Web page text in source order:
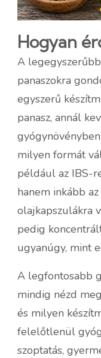
Hogyan
A
panaszokra
egyszerű
panasz, annál
milyen formát
például az IBS-
hanem inkább
olajkapszulákra
pedig
ugyanúgy, mint
A legfontosabb
mindig nézd
és milyen
felelőtlenül
szoptatás,